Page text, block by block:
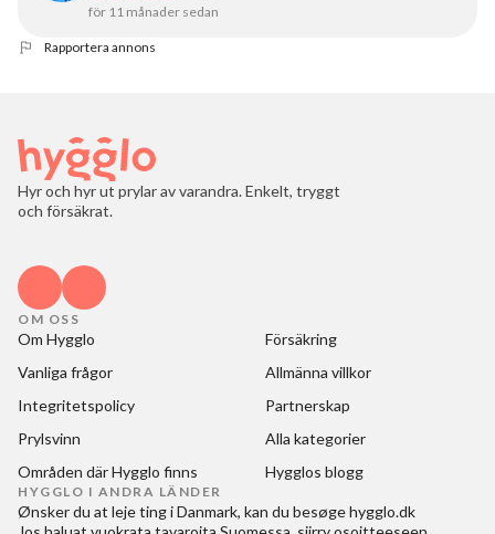
för 11 månader sedan
Rapportera annons
Hyr och hyr ut prylar av varandra. Enkelt, tryggt
och försäkrat.
OM OSS
Om Hygglo
Försäkring
Vanliga frågor
Allmänna villkor
Integritetspolicy
Partnerskap
Prylsvinn
Alla kategorier
Områden där Hygglo finns
Hygglos blogg
HYGGLO I ANDRA LÄNDER
Ønsker du at leje ting i Danmark, kan du besøgehygglo.dk